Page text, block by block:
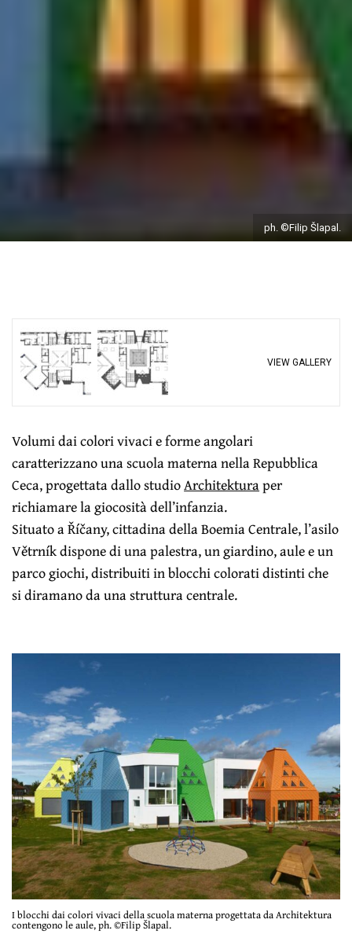
ph. ©Filip Šlapal.
VIEW GALLERY
Volumi dai colori vivaci e forme angolari
caratterizzano una scuola materna nella Repubblica
Ceca, progettata dallo studioArchitekturaper
richiamare la giocosità dell’infanzia.
Situato a Říčany, cittadina della Boemia Centrale, l’asilo
Větrník dispone di una palestra, un giardino, aule e un
parco giochi, distribuiti in blocchi colorati distinti che
si diramano da una struttura centrale.
I blocchi dai colori vivaci della scuola materna progettata da Architektura
contengono le aule, ph. ©Filip Šlapal.